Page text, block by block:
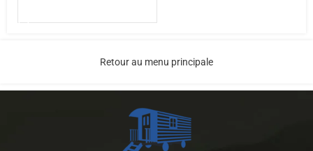
Retour au menu principale